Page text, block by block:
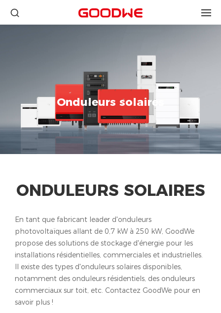
Onduleurs solaires
ONDULEURS SOLAIRES
En tant que fabricant leader d'onduleurs
photovoltaïques allant de 0,7 kW à 250 kW, GoodWe
propose des solutions de stockage d'énergie pour les
installations résidentielles, commerciales et industrielles.
Il existe des types d'onduleurs solaires disponibles,
notamment des onduleurs résidentiels, des onduleurs
commerciaux sur toit, etc. Contactez GoodWe pour en
savoir plus !